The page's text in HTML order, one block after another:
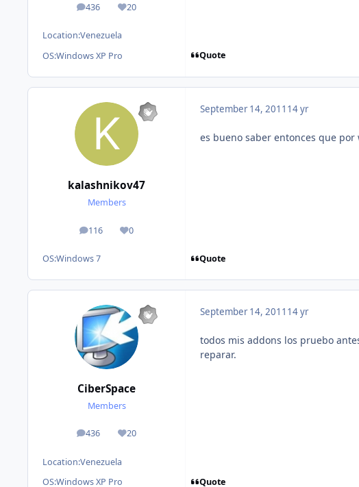
436
posts 20
Reputation
Location:Venezuela
OS:Windows XP Pro Quote
kalashnikov47
Members
116
posts 0
Reputation
OS:Windows 7
September 14, 2011 14 yr
es bueno saber entonces que
Quote
CiberSpace
Members
436
posts 20
Reputation
Location:Venezuela
OS:Windows XP Pro
September 14, 2011 14 yr
todos mis addons los pruebo
reparar.
Quote